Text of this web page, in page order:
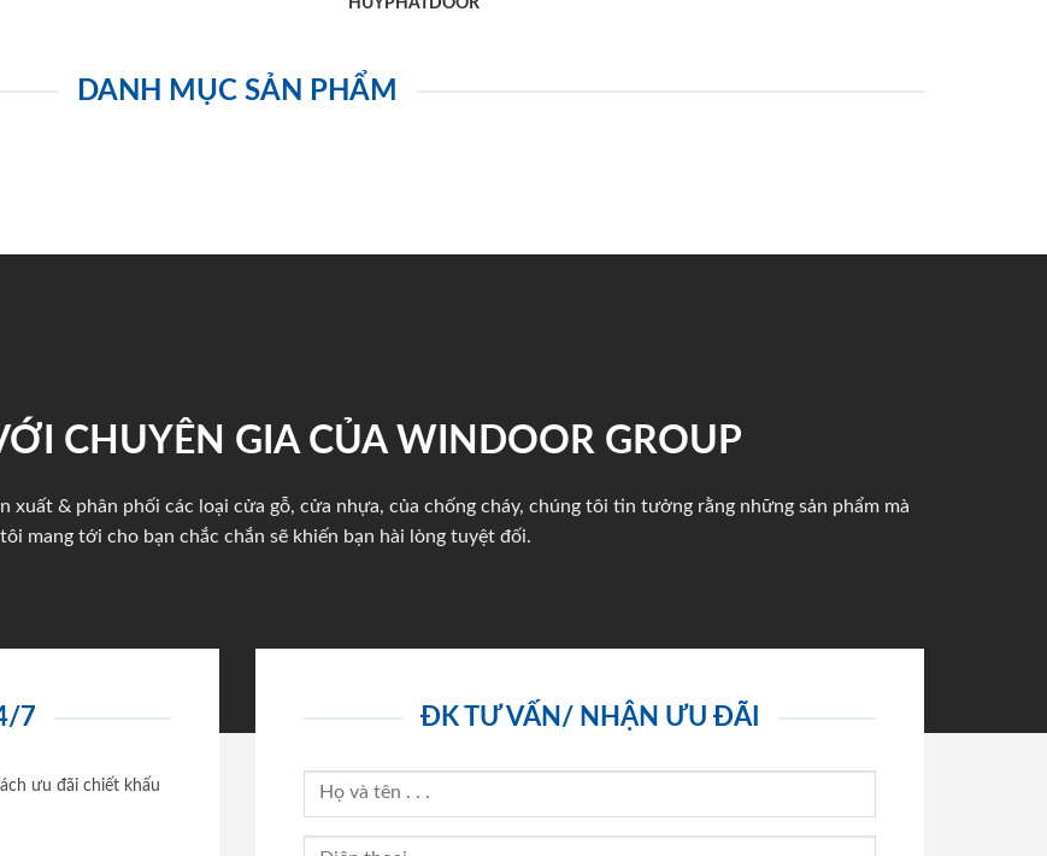
HUYPHATDOOR
DANH MỤC SẢN PHẨM
CHUYÊN GIA CỦA WINDOOR GROUP
xuất & phân phối các loại cửa gỗ, cửa nhựa, của chống cháy, chúng tôi tin tưởng rằng những sản phẩm mà
mang tới cho bạn chắc chắn sẽ khiến bạn hài lòng tuyệt đối.
7
ưu đãi chiết khấu
ĐK TƯ VẤN/ NHẬN ƯU ĐÃI